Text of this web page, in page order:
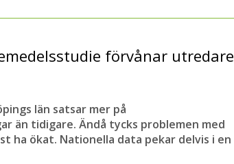
förvånar utredare
län satsar mer på
än tidigare. Ändå tycks problemen med
ha ökat. Nationella data pekar delvis i en